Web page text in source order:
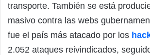
transporte. También se está
masivo contra las webs
fue el país más atacado por los
2.052 ataques reivindicados,